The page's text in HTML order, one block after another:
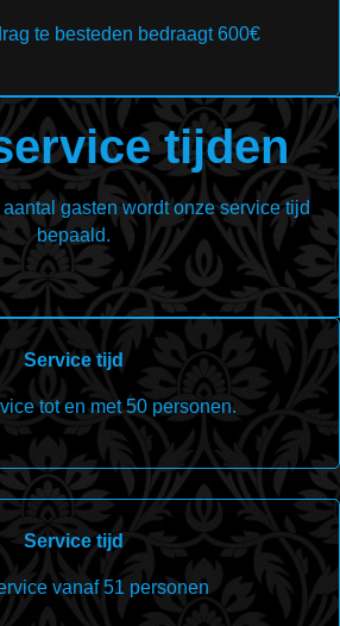
te besteden bedraagt 600€
tijden
gasten wordt onze service tijd
bepaald.
Service tijd
tot en met 50 personen.
Service tijd
vanaf 51 personen